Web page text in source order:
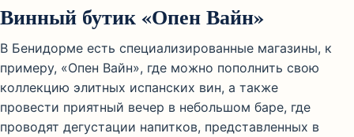
Винный бутик «Опен Вайн»
В Бенидорме есть специализированные магазины, к
примеру, «Опен Вайн», где можно пополнить свою
коллекцию элитных испанских вин, а также
провести приятный вечер в небольшом баре, где
проводят дегустации напитков, представленных в